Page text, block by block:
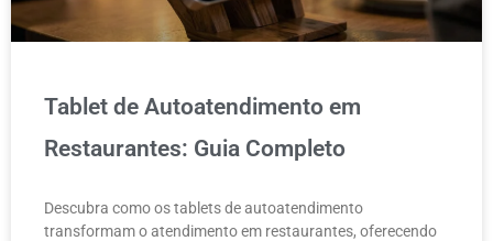
Tablet de Autoatendimento em
Restaurantes: Guia Completo
Descubra como os tablets de autoatendimento
transformam o atendimento em restaurantes, oferecendo